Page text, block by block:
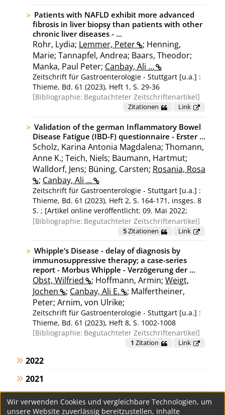
Patients with NAFLD exhibit more advanced
fibrosis in liver biopsy than patients with other
chronic liver diseases - ...
Rohr, Lydia; Lemmer, Peter
; Henning,
Marie; Tannapfel, Andrea; Baars, Theodor;
Manka, Paul Peter; Canbay, Ali ...
Zeitschrift für Gastroenterologie - Stuttgart [u.a.] :
Thieme, Bd. 61 (2023), Heft 1, S. 29-36
Bibliographie: Begutachteter Zeitschriftenartikel
Link
Zitationen
Validation of the german Inflammatory Bowel
Disease Fatigue (IBD-F) questionnaire - Erster ...
Scholz, Karina Antonia Magdalena; Thomann,
Anne K.; Teich, Niels; Baumann, Hartmut;
Walldorf, Jens; Büning, Carsten; Rosania, Rosa
; Canbay, Ali ...
Zeitschrift für Gastroenterologie - Stuttgart [u.a.] :
Thieme, Bd. 61 (2023), Heft 2, S. 164-171, insges. 8
S. ; [Artikel online veröffentlicht: 09. Mai 2022;
Gesehen am 05.05.2023]
Bibliographie: Begutachteter Zeitschriftenartikel
Link
5Zitationen
Whipple’s Disease - delay of diagnosis by
immunosuppressive therapy; a case-series
report - Morbus Whipple - Verzögerung der ...
Obst, Wilfried ; Hoffmann, Armin; Weigt,
Jochen
; Canbay, Ali E.
; Malfertheiner,
Peter; Arnim, von Ulrike;
Zeitschrift für Gastroenterologie - Stuttgart [u.a.] :
Thieme, Bd. 61 (2023), Heft 8, S. 1002-1008
Bibliographie: Begutachteter Zeitschriftenartikel
Link
1 Zitation
2022
2021
Wir verwenden Cookies und vergleichbare Technologien, um
unsere Website zuverlässig bereitzustellen, Inhalte